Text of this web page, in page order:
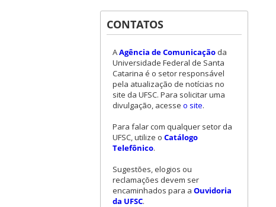
CONTATOS
AAgência de Comunicação da
Universidade Federal de Santa
Catarina é o setor responsável
pela atualização de notícias no
site da UFSC. Para solicitar uma
divulgação, acesse o site.
Para falar com qualquer setor da
UFSC, utilize o Catálogo
Telefônico.
Sugestões, elogios ou
reclamações devem ser
encaminhados para a Ouvidoria
da UFSC.